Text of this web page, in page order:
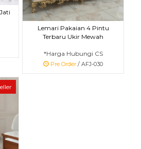
Lemari Pakaian 4 Pintu
Terbaru Ukir Mewah
*Harga Hubungi CS
Pre Order / AFJ-030